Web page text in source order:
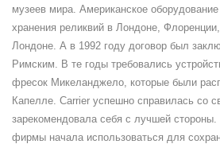
музеев мира. Американское
хранения реликвий в Лондоне,
Лондоне. А в 1992 году договор был
Римским. В те годы требовались
фресок Микеланджело, которые были
Капелле. Carrier успешно справилась со
зарекомендовала себя с лучшей стороны.
фирмы начала использоваться для